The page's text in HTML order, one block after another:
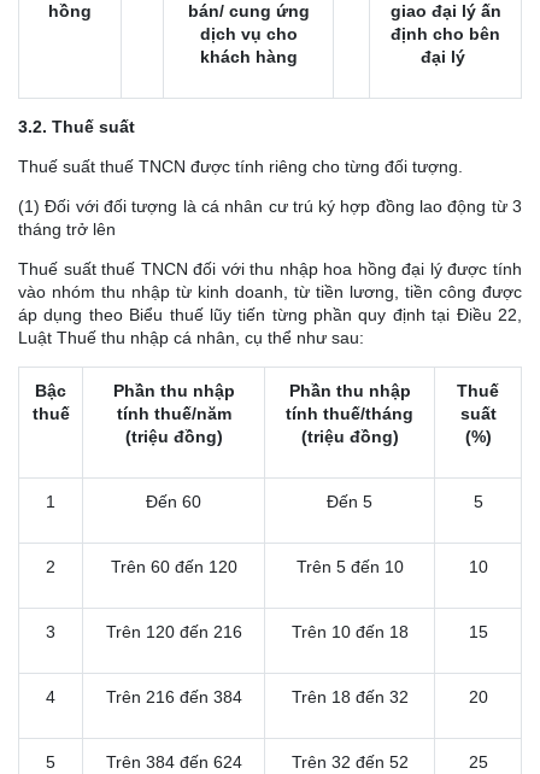
hồng
bán/ cung ứng
dịch vụ cho
khách hàng
giao đại lý ấn
định cho bên
đại lý
3.2. Thuế suất
Thuế suất thuế TNCN được tính riêng cho từng đối tượng.
(1) Đối với đối tượng là cá nhân cư trú ký hợp đồng lao động từ 3
tháng trở lên
Thuế suất thuế TNCN đối với thu nhập hoa hồng đại lý được tính
vào nhóm thu nhập từ kinh doanh, từ tiền lương, tiền công được
áp dụng theo Biểu thuế lũy tiến từng phần quy định tại Điều 22,
Luật Thuế thu nhập cá nhân, cụ thể như sau:
Bậc
thuế
Phần thu nhập
tính thuế/năm
(triệu đồng)
Phần thu nhập
tính thuế/tháng
(triệu đồng)
Thuế
suất
(%)
1 Đến 60 Đến 5 5
2 Trên 60 đến 120 Trên 5 đến 10 10
3 Trên 120 đến 216 Trên 10 đến 18 15
4 Trên 216 đến 384 Trên 18 đến 32 20
5 Trên 384 đến 624 Trên 32 đến 52 25